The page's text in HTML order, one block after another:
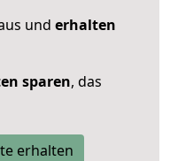
und erhalten
sparen, das
erhalten